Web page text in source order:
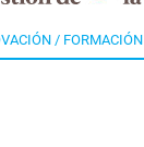
/ FORMACIÓN